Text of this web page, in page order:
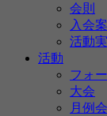
会則
入会
活動
活動
フォ
大会
月例会